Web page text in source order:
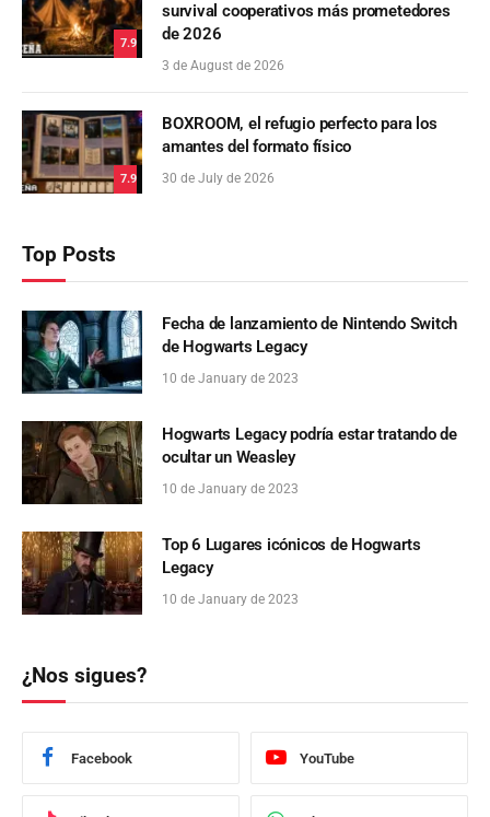
7.9
survival cooperativos más prometedores
de 2026
3 de August de 2026
7.9
BOXROOM, el refugio perfecto para los
amantes del formato físico
30 de July de 2026
Top Posts
Fecha de lanzamiento de Nintendo Switch
de Hogwarts Legacy
10 de January de 2023
Hogwarts Legacy podría estar tratando de
ocultar un Weasley
10 de January de 2023
Top 6 Lugares icónicos de Hogwarts
Legacy
10 de January de 2023
¿Nos sigues?
Facebook YouTube